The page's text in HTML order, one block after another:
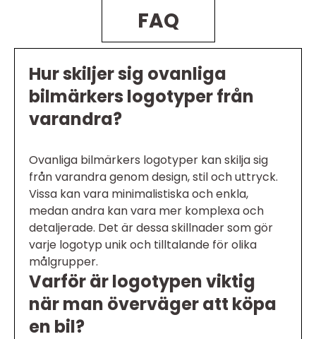
FAQ
Hur skiljer sig ovanliga
bilmärkers logotyper från
varandra?
Ovanliga bilmärkers logotyper kan skilja sig
från varandra genom design, stil och uttryck.
Vissa kan vara minimalistiska och enkla,
medan andra kan vara mer komplexa och
detaljerade. Det är dessa skillnader som gör
varje logotyp unik och tilltalande för olika
målgrupper.
Varför är logotypen viktig
när man överväger att köpa
en bil?